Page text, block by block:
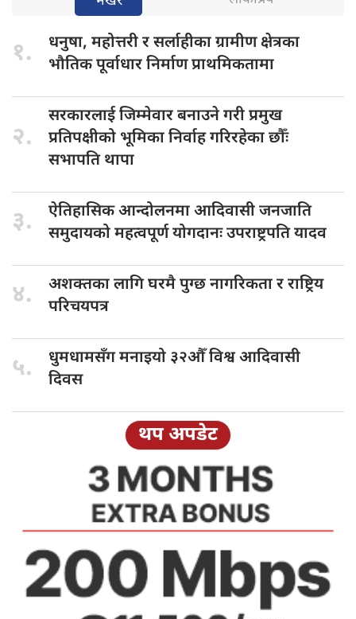
१. धनुषा, महोत्तरीर सर्लाहीका ग्रामीण क्षेत्रका
भौतिक पूर्वाधार निर्माण प्राथमिकतामा
२.
सरकारलाई जिम्मेवारबनाउने गरी प्रमुख
प्रतिपक्षीको भूमिका निर्वाह गरिरहेका छौँः
सभापति थापा
३. ऐतिहासिक आन्दोलनमाआदिवासी जनजाति
समुदायको महत्वपूर्ण योगदानः उपराष्ट्रपति यादव
४. अशक्तका लागिघरमै पुग्छ नागरिकता र राष्ट्रिय
परिचयपत्र
५. धुमधामसँग मनाइयो ३२औँ विश्व आदिवासी
दिवस
थप अपडेट